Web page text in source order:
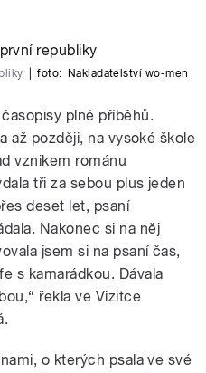
foto: Nakladatelství wo-men
plné příběhů.
až později, na vysoké škole
vznikem románu
tři za sebou plus jeden
deset let, psaní
Nakonec si na něj
jsem si na psaní čas,
s kamarádkou. Dávala
řekla ve Vizitce
o kterých psala ve své